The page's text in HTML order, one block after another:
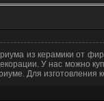
из керамики от
У нас можно
Для изготовления